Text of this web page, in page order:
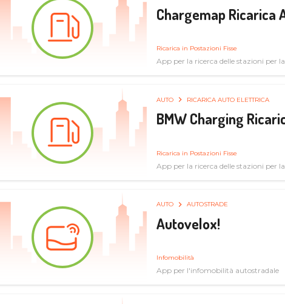
Chargemap Ricarica
Ricarica in Postazioni Fisse
App per la ricerca delle stazioni per
AUTO RICARICA AUTO ELETTRICA
BMW Charging
Ricarica in Postazioni Fisse
App per la ricerca delle stazioni per
AUTO AUTOSTRADE
Autovelox!
Infomobilità
App per l'infomobilità autostradale